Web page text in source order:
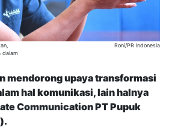
dalam
Roni/PR Indonesia
mendorong upaya transformasi
hal komunikasi, lain halnya
Communication PT Pupuk